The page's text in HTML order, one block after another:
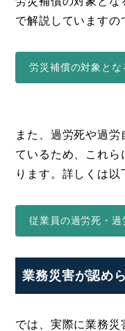
で解説していますの
労災補償の対象と
また、過労死や過
ているため、これら
ります。詳しくは以
従業員の過労死・
業務災害が認め
では、実際に業務災